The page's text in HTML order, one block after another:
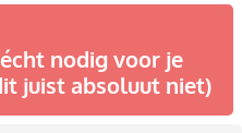
nodig voor je
juist absoluut niet)